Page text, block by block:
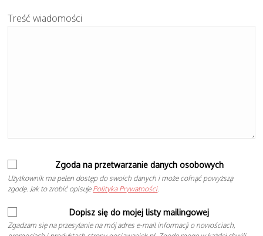
Treść wiadomości
Zgoda na przetwarzanie danych osobowych
Użytkownik ma pełen dostęp do swoich danych i może cofnąć powyższą
zgodę. Jak to zrobić opisuje Polityka Prywatności.
Dopisz się do mojej listy mailingowej
Zgadzam się na przesyłanie na mój adres e-mail informacji o nowościach,